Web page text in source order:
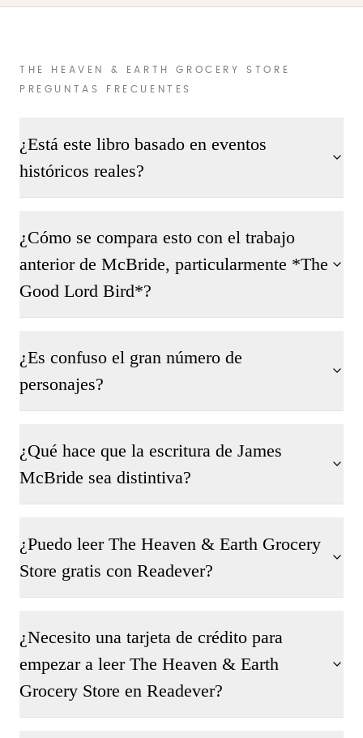
THE HEAVEN & EARTH GROCERY STORE
PREGUNTAS FRECUENTES
¿Está este libro basado en eventos
históricos reales?
¿Cómo se compara esto con el trabajo
anterior de McBride, particularmente *The
Good Lord Bird*?
¿Es confuso el gran número de
personajes?
¿Qué hace que la escritura de James
McBride sea distintiva?
¿Puedo leer The Heaven & Earth Grocery
Store gratis con Readever?
¿Necesito una tarjeta de crédito para
empezar a leer The Heaven & Earth
Grocery Store en Readever?